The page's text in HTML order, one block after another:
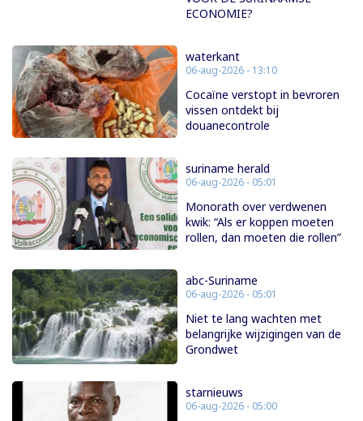
ECONOMIE?
waterkant
06-aug-2026 - 13:10
Cocaïne verstopt in bevroren
vissen ontdekt bij
douanecontrole
suriname herald
06-aug-2026 - 05:01
Monorath over verdwenen
kwik: “Als er koppen moeten
rollen, dan moeten die rollen”
abc-Suriname
06-aug-2026 - 05:01
Niet te lang wachten met
belangrijke wijzigingen van de
Grondwet
starnieuws
06-aug-2026 - 05:00